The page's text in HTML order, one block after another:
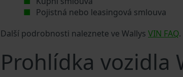
Pojistná nebo leasingová smlouva
Další podrobnosti naleznete ve Wallys VIN FAQ.
Prohlídka vozidla